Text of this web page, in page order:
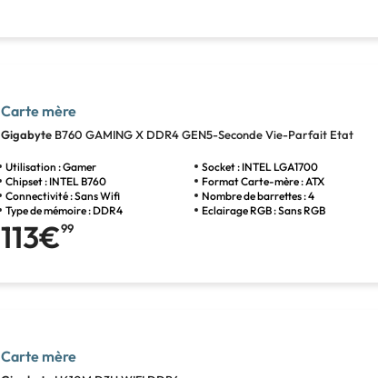
Carte mère
Gigabyte B760 GAMING X DDR4 GEN5-Seconde Vie-Parfait Etat
Utilisation : Gamer
Socket : INTEL LGA1700
Chipset : INTEL B760
Format Carte-mère : ATX
Connectivité : Sans Wifi
Nombre de barrettes : 4
Type de mémoire : DDR4
Eclairage RGB : Sans RGB
113€99
Carte mère